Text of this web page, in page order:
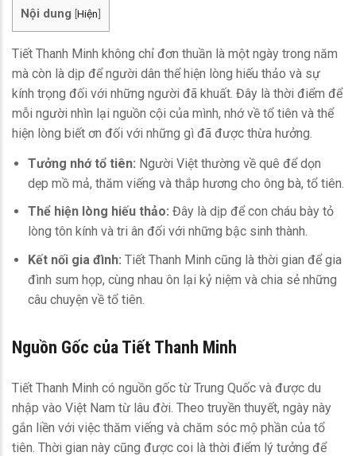
Nội dung [Hiện]
Tiết Thanh Minh không chỉ đơn thuần là một ngày trong năm
mà còn là dịp để người dân thể hiện lòng hiếu thảo và sự
kính trọng đối với những người đã khuất. Đây là thời điểm để
mỗi người nhìn lại nguồn cội của mình, nhớ về tổ tiên và thể
hiện lòng biết ơn đối với những gì đã được thừa hưởng.
Tưởng nhớ tổ tiên: Người Việt thường về quê để dọn
dẹp mồ mả, thăm viếng và thắp hương cho ông bà, tổ tiên.
Thể hiện lòng hiếu thảo: Đây là dịp để con cháu bày tỏ
lòng tôn kính và tri ân đối với những bậc sinh thành.
Kết nối gia đình: Tiết Thanh Minh cũng là thời gian để gia
đình sum họp, cùng nhau ôn lại kỷ niệm và chia sẻ những
câu chuyện về tổ tiên.
Nguồn Gốc của Tiết Thanh Minh
Tiết Thanh Minh có nguồn gốc từ Trung Quốc và được du
nhập vào Việt Nam từ lâu đời. Theo truyền thuyết, ngày này
gắn liền với việc thăm viếng và chăm sóc mộ phần của tổ
tiên. Thời gian này cũng được coi là thời điểm lý tưởng để